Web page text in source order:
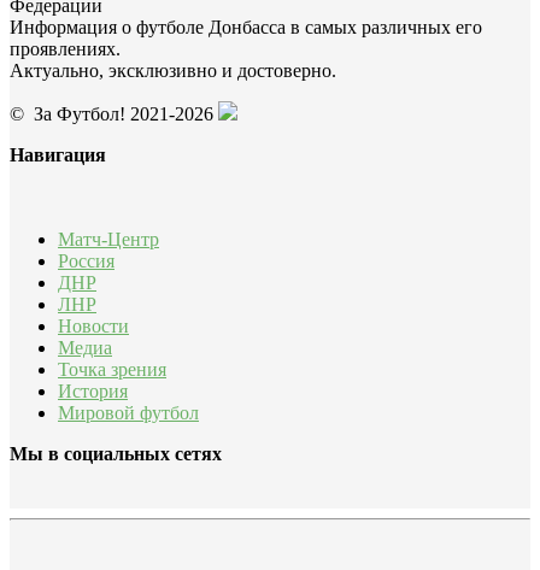
Федерации
Информация о футболе Донбасса в самых различных его
проявлениях.
Актуально, эксклюзивно и достоверно.
© За Футбол! 2021-2026
Навигация
Матч-Центр
Россия
ДНР
ЛНР
Новости
Медиа
Точка зрения
История
Мировой футбол
Мы в социальных сетях